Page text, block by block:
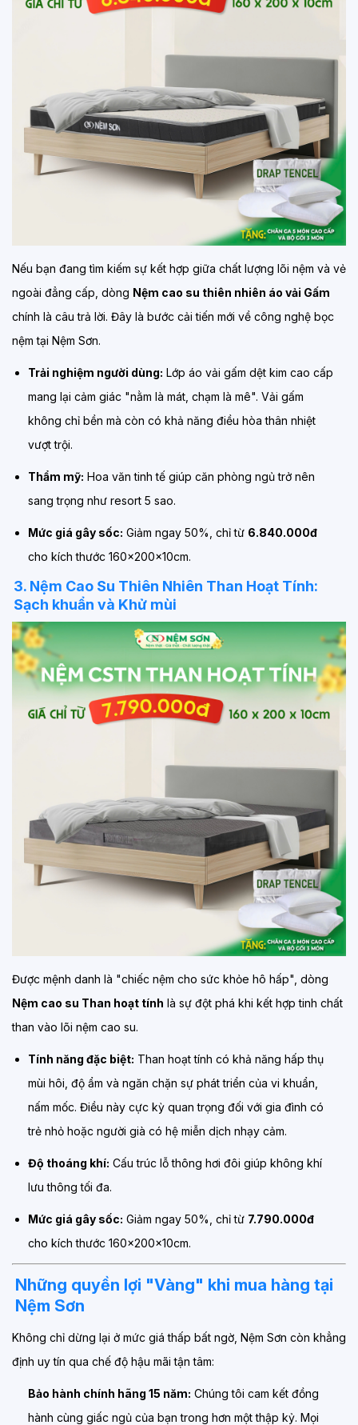
Nếu bạn đang tìm kiếm sự kết hợp giữa chất lượng lõi nệm và vẻ
ngoài đẳng cấp, dòng Nệm cao su thiên nhiên áo vải Gấm
chính là câu trả lời. Đây là bước cải tiến mới về công nghệ bọc
nệm tại Nệm Sơn.
Trải nghiệm người dùng: Lớp áo vải gấm dệt kim cao cấp
mang lại cảm giác "nằm là mát, chạm là mê". Vải gấm
không chỉ bền mà còn có khả năng điều hòa thân nhiệt
vượt trội.
Thẩm mỹ: Hoa văn tinh tế giúp căn phòng ngủ trở nên
sang trọng như resort 5 sao.
Mức giá gây sốc: Giảm ngay 50%, chỉ từ 6.840.000đ
cho kích thước 160x200x10cm.
3. Nệm Cao Su Thiên Nhiên Than Hoạt Tính:
Sạch khuẩn và Khử mùi
Được mệnh danh là "chiếc nệm cho sức khỏe hô hấp", dòng
Nệm cao su Than hoạt tính là sự đột phá khi kết hợp tinh chất
than vào lõi nệm cao su.
Tính năng đặc biệt: Than hoạt tính có khả năng hấp thụ
mùi hôi, độ ẩm và ngăn chặn sự phát triển của vi khuẩn,
nấm mốc. Điều này cực kỳ quan trọng đối với gia đình có
trẻ nhỏ hoặc người già có hệ miễn dịch nhạy cảm.
Độ thoáng khí: Cấu trúc lỗ thông hơi đôi giúp không khí
lưu thông tối đa.
Mức giá gây sốc: Giảm ngay 50%, chỉ từ 7.790.000đ
cho kích thước 160x200x10cm.
Những quyền lợi "Vàng" khi mua hàng tại
Nệm Sơn
Không chỉ dừng lại ở mức giá thấp bất ngờ, Nệm Sơn còn khẳng
định uy tín qua chế độ hậu mãi tận tâm:
Bảo hành chính hãng 15 năm: Chúng tôi cam kết đồng
hành cùng giấc ngủ của bạn trong hơn một thập kỷ. Mọi